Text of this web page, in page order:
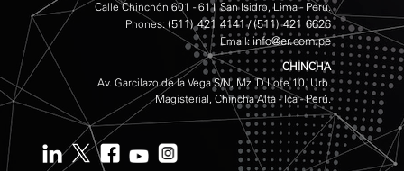
Calle Chinchón 601 - 611 San Isidro, Lima - Perú.
Phones: (511) 421 4141/(511) 421 6626
Email: info@er.com.pe
CHINCHA
Av. Garcilazo de la Vega S/N, Mz. D Lote 10, Urb.
Magisterial, Chincha Alta - Ica - Perú.